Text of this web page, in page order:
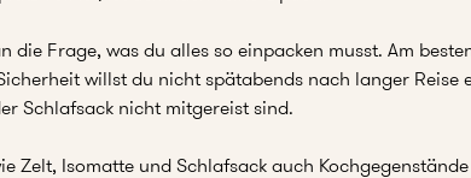
Frage, was du alles so einpacken musst. Am
willst du nicht spätabends nach langer Reise
Schlafsack nicht mitgereist sind.
Isomatte und Schlafsack auch Kochgegenstände